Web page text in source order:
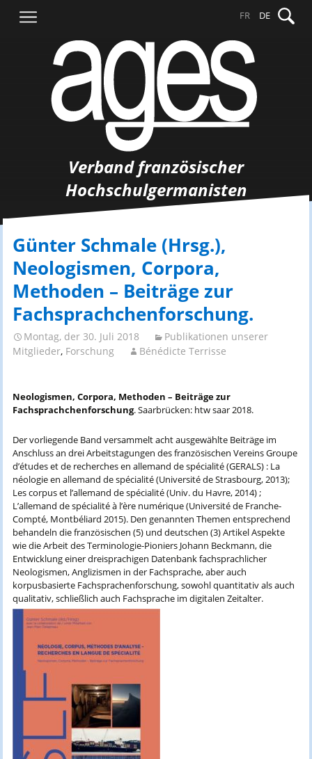
Inhalt
nach:
FR DE
Verband französischer
Hochschulgermanisten
Günter Schmale (Hrsg.),
Neologismen, Corpora,
Methoden – Beiträge zur
Fachsprachchenforschung.
Montag, der 30. Juli 2018
Publikationen unserer
Mitglieder, Forschung Bénédicte Terrisse
Neologismen, Corpora, Methoden – Beiträge zur
Fachsprachchenforschung. Saarbrücken: htw saar 2018.
Der vorliegende Band versammelt acht ausgewählte Beiträge im
Anschluss an drei Arbeitstagungen des französischen Vereins Groupe
d’études et de recherches en allemand de spécialité (GERALS) : La
néologie en allemand de spécialité (Université de Strasbourg, 2013);
Les corpus et l’allemand de spécialité (Univ. du Havre, 2014) ;
L’allemand de spécialité à l’ère numérique (Université de Franche-
Compté, Montbéliard 2015). Den genannten Themen entsprechend
behandeln die französischen (5) und deutschen (3) Artikel Aspekte
wie die Arbeit des Terminologie-Pioniers Johann Beckmann, die
Entwicklung einer dreisprachigen Datenbank fachsprachlicher
Neologismen, Anglizismen in der Fachsprache, aber auch
korpusbasierte Fachsprachenforschung, sowohl quantitativ als auch
qualitativ, schließlich auch Fachsprache im digitalen Zeitalter.